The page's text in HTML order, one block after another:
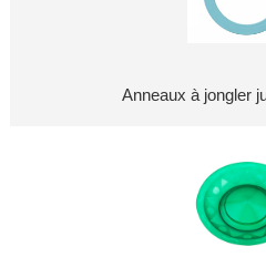
Anneaux à jongler